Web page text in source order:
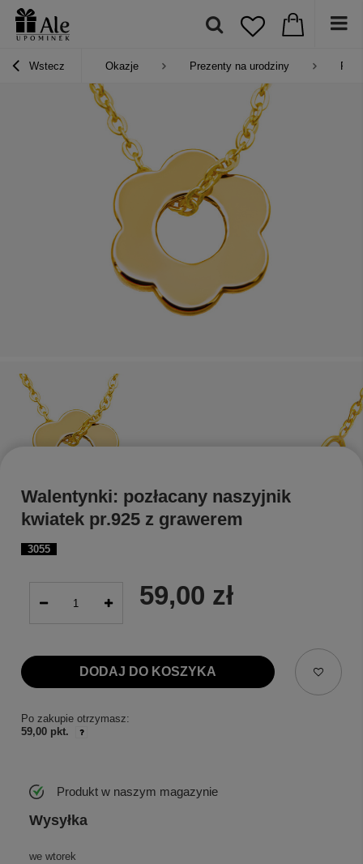
Wstecz Okazje Prezenty na urodziny
3055
Walentynki: pozłacany naszyjnik
kwiatek pr.925 z grawerem
59,00 zł
DODAJ DO KOSZYKA
Po zakupie otrzymasz:
59,00 pkt.
Produkt w naszym magazynie
Wysyłka
we wtorek